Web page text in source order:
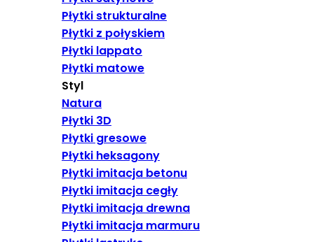
Płytki strukturalne
Płytki z połyskiem
Płytki lappato
Płytki matowe
Styl
Natura
Płytki 3D
Płytki gresowe
Płytki heksagony
Płytki imitacja betonu
Płytki imitacja cegły
Płytki imitacja drewna
Płytki imitacja marmuru